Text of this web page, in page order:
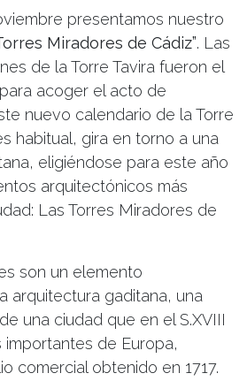
presentamos nuestro
Miradores de Cádiz”. Las
de la Torre Tavira fueron el
acoger el acto de
nuevo calendario de la Torre
habitual, gira en torno a una
eligiéndose para este año
arquitectónicos más
Las Torres Miradores de
son un elemento
arquitectura gaditana, una
una ciudad que en el S.XVIII
de Europa,
comercial obtenido en 1717.